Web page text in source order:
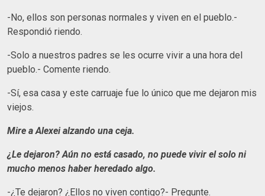
-No, ellos son personas normales y viven en el pueblo.-
Respondió riendo.
-Solo a nuestros padres se les ocurre vivir a una hora del
pueblo.- Comente riendo.
-Sí, esa casa y este carruaje fue lo único que me dejaron mis
viejos.
Mire a Alexei alzando una ceja.
¿Le dejaron? Aún no está casado, no puede vivir el solo ni
mucho menos haber heredado algo.
-¿Te dejaron? ¿Ellos no viven contigo?- Pregunte.